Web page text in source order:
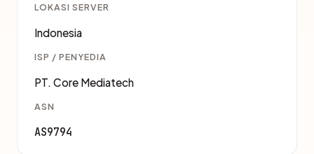
LOKASI SERVER
Indonesia
ISP / PENYEDIA
PT. Core Mediatech
ASN
AS9794